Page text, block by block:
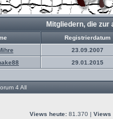
Mitgliedern, die
Registrierdatum
23.09.2007
29.01.2015
4 All
Views heute: 81.370 | Views